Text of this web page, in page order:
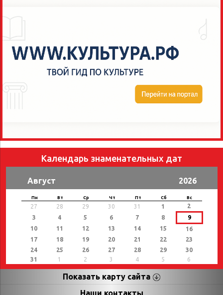
Календарь знаменательных дат
Август 2026
Пн Вт Ср Чт Пт Сб Вс
27 28 29 30 31 1
2
3
4 5 6 7 8
9
10
11 12 13 14 15
16
17
18 19 20 21 22
23
24
25 26 27 28 29
30
31
1 2 3 4 5 6
Показать карту сайта
Страницы Категории
Наши контакты